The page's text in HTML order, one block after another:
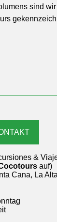
sind
&
auf)
Cana, La